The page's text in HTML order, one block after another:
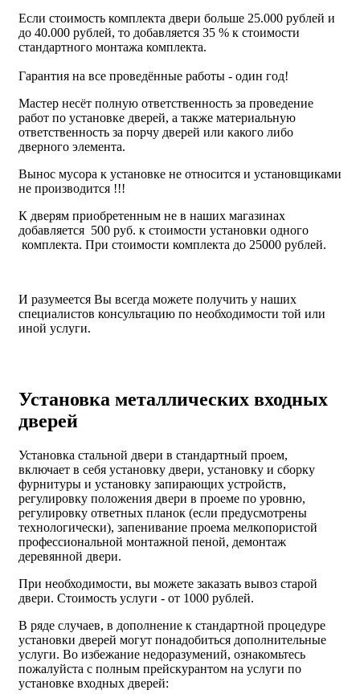
Если стоимость комплекта двери больше 25.000 рублей и
до 40.000 рублей, то добавляется 35 % к стоимости
стандартного монтажа комплекта.
Гарантия на все проведённые работы - один год!
Мастер несёт полную ответственность за проведение
работ по установке дверей, а также материальную
ответственность за порчу дверей или какого либо
дверного элемента.
Вынос мусора к установке не относится и установщиками
не производится !!!
К дверям приобретенным не в наших магазинах
добавляется 500 руб. к стоимости установки одного
комплекта. При стоимости комплекта до 25000 рублей.
И разумеется Вы всегда можете получить у наших
специалистов консультацию по необходимости той или
иной услуги.
Установка металлических входных
дверей
Установка стальной двери в стандартный проем,
включает в себя установку двери, установку и сборку
фурнитуры и установку запирающих устройств,
регулировку положения двери в проеме по уровню,
регулировку ответных планок (если предусмотрены
технологически), запенивание проема мелкопористой
профессиональной монтажной пеной, демонтаж
деревянной двери.
При необходимости, вы можете заказать вывоз старой
двери. Стоимость услуги - от 1000 рублей.
В ряде случаев, в дополнение к стандартной процедуре
установки дверей могут понадобиться дополнительные
услуги. Во избежание недоразумений, ознакомьтесь
пожалуйста с полным прейскурантом на услуги по
установке входных дверей: